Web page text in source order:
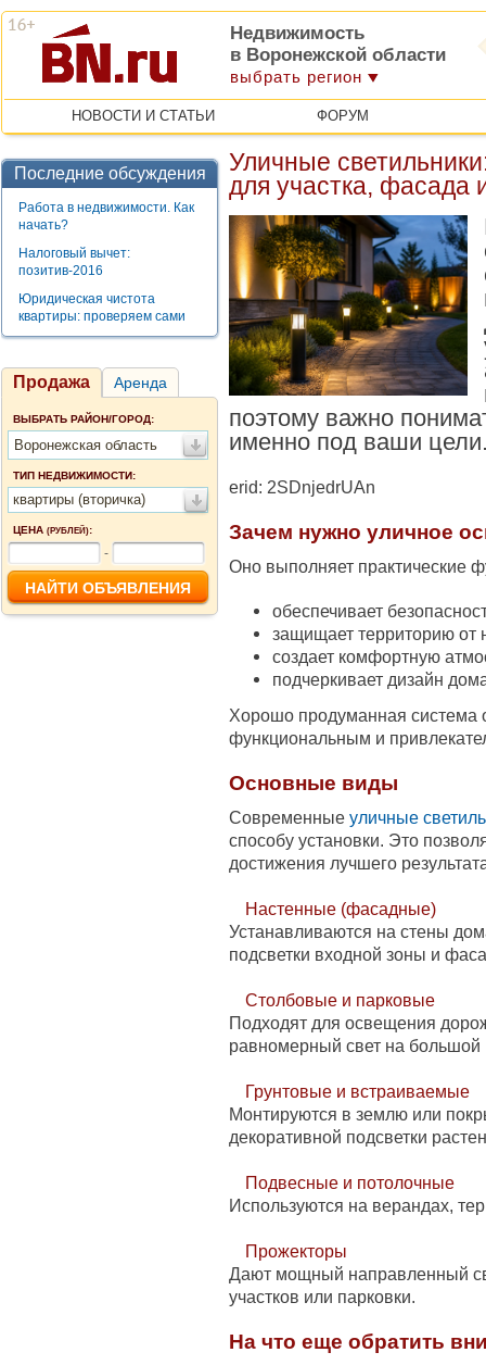
Недвижимость
в Воронежской области
выбрать регион
НОВОСТИ И СТАТЬИ ФОРУМ
Последние обсуждения
Работа в недвижимости. Как
начать?
Налоговый вычет:
позитив-2016
Юридическая чистота
квартиры: проверяем сами
Продажа Аренда
ВЫБРАТЬ РАЙОН/ГОРОД:
Воронежская область
ТИП НЕДВИЖИМОСТИ:
квартиры (вторичка)
ЦЕНА (РУБЛЕЙ):
-
Уличные
для участка, фасада
поэтому важно
именно под ваши
erid: 2SDnjedrUAn
Зачем нужно уличное
Оно выполняет практические
обеспечивает
защищает территорию от
создает комфортную
подчеркивает дизайн
Хорошо продуманная система
функциональным и
Основные виды
Современные уличные
способу установки. Это
достижения лучшего
Настенные (фасадные)
Устанавливаются на стены
подсветки входной зоны и
Столбовые и парковые
Подходят для освещения
равномерный свет на
Грунтовые и встраиваемые
Монтируются в землю или
декоративной подсветки
Подвесные и потолочные
Используются на верандах,
Прожекторы
Дают мощный направленный
участков или парковки.
На что еще обратить